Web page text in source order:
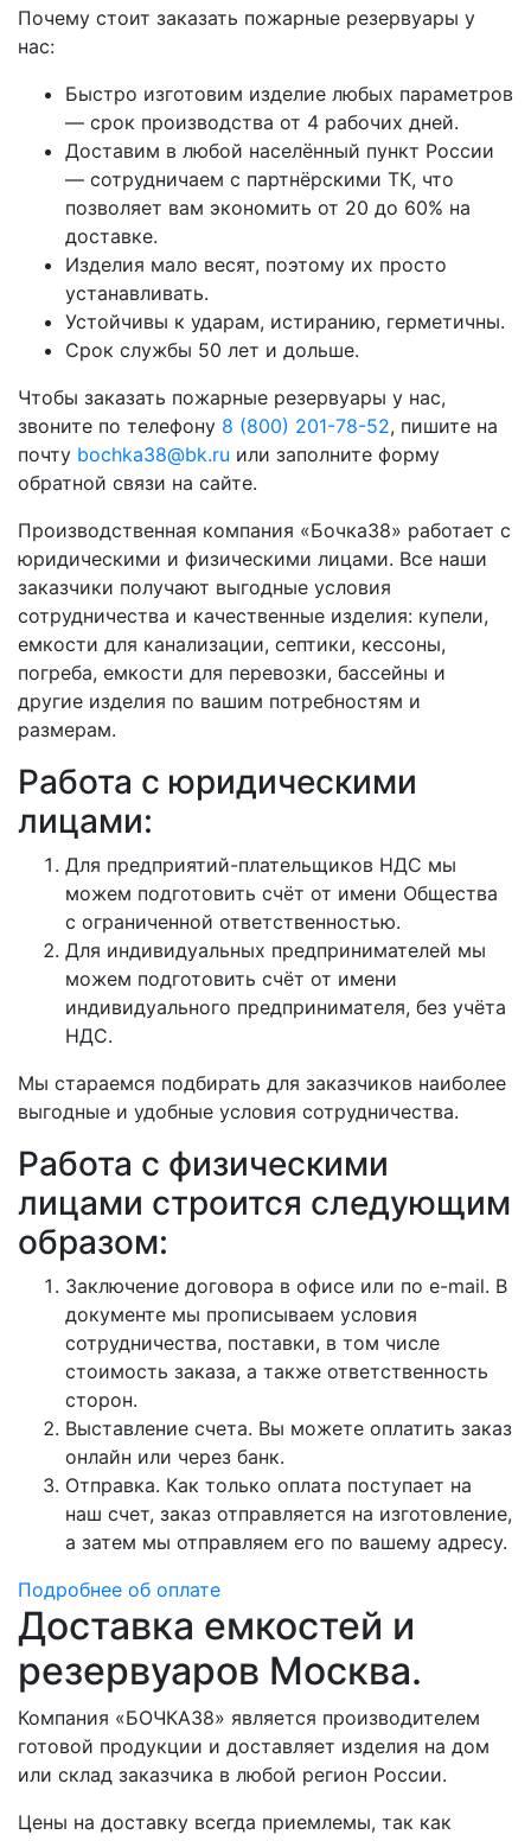
Почему стоит заказать пожарные резервуары у
нас:
Быстро изготовим изделие любых параметров
— срок производства от 4 рабочих дней.
Доставим в любой населённый пункт России
— сотрудничаем с партнёрскими ТК, что
позволяет вам экономить от 20 до 60% на
доставке.
Изделия мало весят, поэтому их просто
устанавливать.
Устойчивы к ударам, истиранию, герметичны.
Срок службы 50 лет и дольше.
Чтобы заказать пожарные резервуары у нас,
звоните по телефону 8 (800) 201-78-52, пишите на
почту bochka38@bk.ru или заполните форму
обратной связи на сайте.
Производственная компания «Бочка38» работает с
юридическими и физическими лицами. Все наши
заказчики получают выгодные условия
сотрудничества и качественные изделия: купели,
емкости для канализации, септики, кессоны,
погреба, емкости для перевозки, бассейны и
другие изделия по вашим потребностям и
размерам.
Работа с юридическими
лицами:
Для предприятий-плательщиков НДС мы
можем подготовить счёт от имени Общества
с ограниченной ответственностью.
Для индивидуальных предпринимателей мы
можем подготовить счёт от имени
индивидуального предпринимателя, без учёта
НДС.
Мы стараемся подбирать для заказчиков наиболее
выгодные и удобные условия сотрудничества.
Работа с физическими
лицами строится следующим
образом:
Заключение договора в офисе или по e-mail. В
документе мы прописываем условия
сотрудничества, поставки, в том числе
стоимость заказа, а также ответственность
сторон.
Выставление счета. Вы можете оплатить заказ
онлайн или через банк.
Отправка. Как только оплата поступает на
наш счет, заказ отправляется на изготовление,
а затем мы отправляем его по вашему адресу.
Подробнее об оплате
Доставка емкостей и
резервуаров Москва.
Компания «БОЧКА38» является производителем
готовой продукции и доставляет изделия на дом
или склад заказчика в любой регион России.
Цены на доставку всегда приемлемы, так как